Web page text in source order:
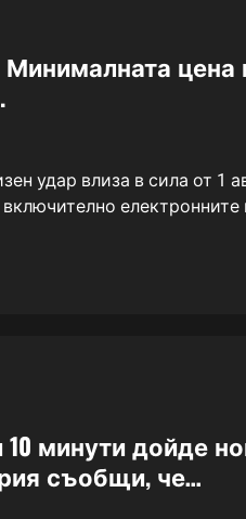
цена
удар влиза в сила от 1
включително
минути дойде
съобщи, че…